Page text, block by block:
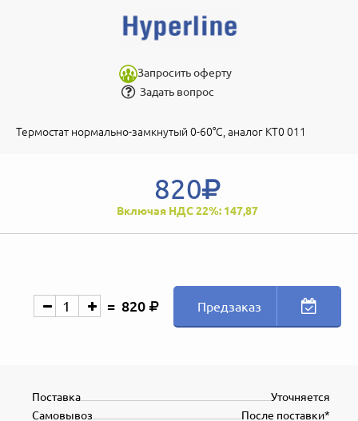
Запросить оферту
Задать вопрос
Термостат нормально-замкнутый 0-60°C, аналог KT0 011
820
Включая НДС 22%: 147,87
820 Предзаказ
Уточняется
Поставка
После поставки*
Самовывоз